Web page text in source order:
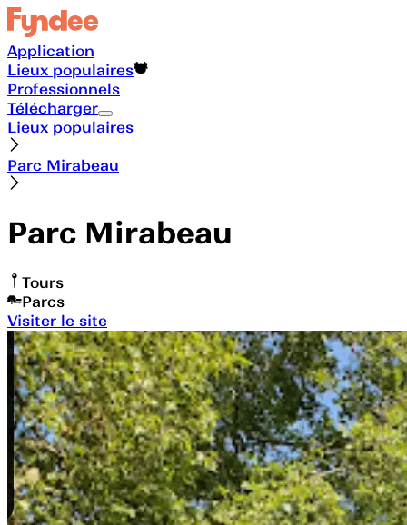
Application
Lieux populaires
Professionnels
Télécharger
Lieux populaires
Parc Mirabeau
Parc Mirabeau
Tours
Parcs
Visiter le site